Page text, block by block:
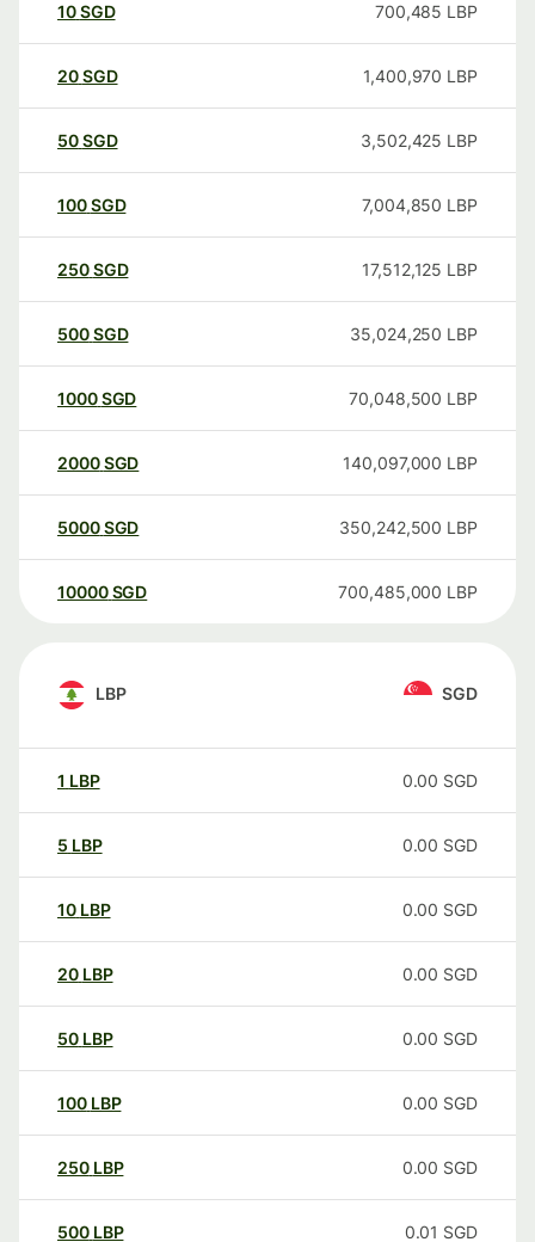
10SGD 700,485 LBP
20SGD 1,400,970 LBP
50SGD 3,502,425 LBP
100SGD 7,004,850 LBP
250SGD 17,512,125 LBP
500SGD 35,024,250 LBP
1000SGD 70,048,500 LBP
2000SGD 140,097,000 LBP
5000SGD 350,242,500 LBP
10000 SGD 700,485,000 LBP
LBP SGD
1 LBP 0.00 SGD
5 LBP 0.00 SGD
10 LBP 0.00 SGD
20 LBP 0.00 SGD
50 LBP 0.00 SGD
100 LBP 0.00 SGD
250 LBP 0.00 SGD
500 LBP 0.01 SGD